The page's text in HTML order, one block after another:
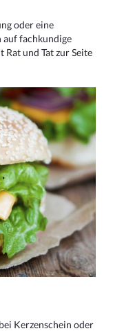
oder eine
auf fachkundige
und Tat zur Seite
Kerzenschein oder